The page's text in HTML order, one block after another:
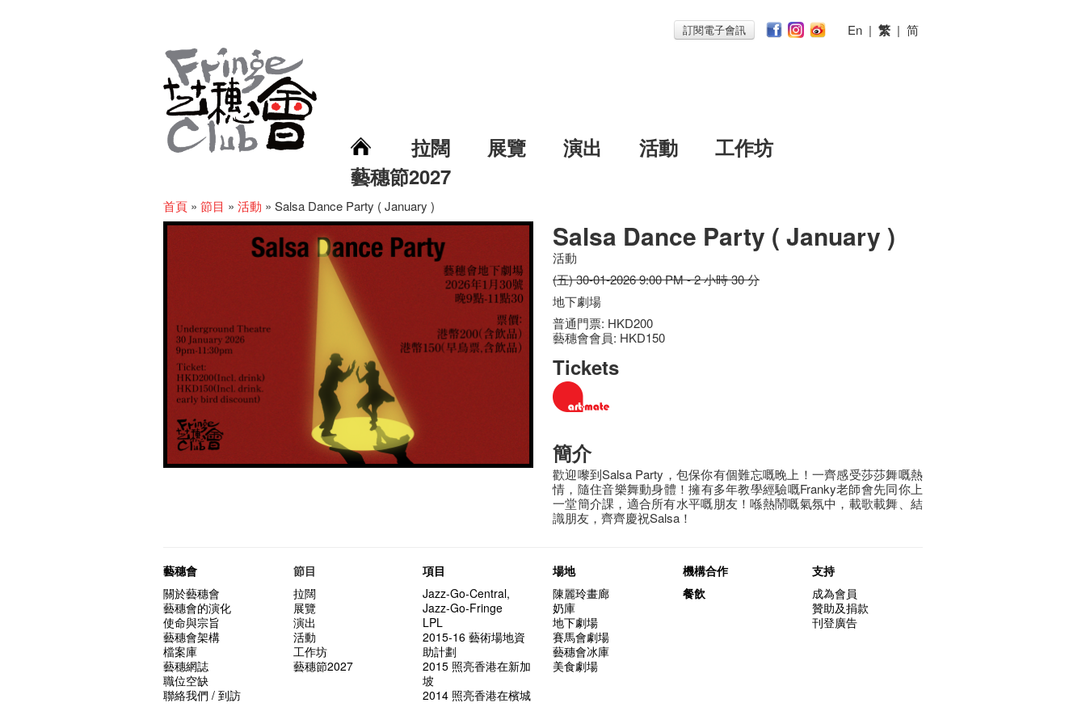
訂閱電子會訊 En | 繁 | 简
拉闊 展覽 演出 活動
工作坊
藝穗節2027
首頁 » 節目 » 活動 » Salsa Dance Party ( January )
Salsa Dance Party ( January )
活動
(五) 30-01-2026 9:00 PM - 2 小時 30 分
地下劇場
普通門票: HKD200
藝穗會會員: HKD150
Tickets
簡介
歡迎嚟到Salsa Party，包保你有個難忘嘅晚上！一齊感受莎莎舞嘅熱
情，隨住音樂舞動身體！擁有多年教學經驗嘅Franky老師會先同你上
一堂簡介課，適合所有水平嘅朋友！喺熱鬧嘅氣氛中，載歌載舞、結
識朋友，齊齊慶祝Salsa！
藝穗會
關於藝穗會
藝穗會的演化
使命與宗旨
藝穗會架構
檔案庫
藝穗網誌
職位空缺
聯絡我們 / 到訪
節目
拉闊
展覽
演出
活動
工作坊
藝穗節2027
項目
Jazz-Go-Central,
Jazz-Go-Fringe
LPL
2015-16 藝術場地資
助計劃
2015 照亮香港在新加
坡
2014 照亮香港在檳城
場地
陳麗玲畫廊
奶庫
地下劇場
賽馬會劇場
藝穗會冰庫
美食劇場
機構合作
餐飲
支持
成為會員
贊助及捐款
刊登廣告